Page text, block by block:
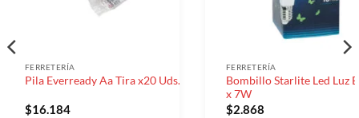
FERRETERÍA
Pila Everready Aa Tira x20 Uds.
$16.184
FERRETERÍA
Bombillo Starlite Led Luz
x 7W
$2.868